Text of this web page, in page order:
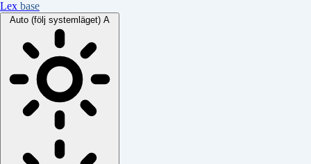
Lex base
Auto (följ systemläget) A